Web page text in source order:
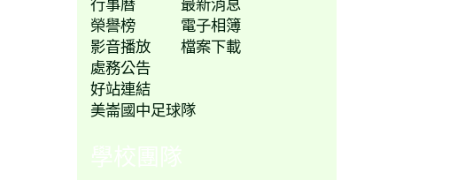
榮譽榜
電子相簿
影音播放
檔案下載
處務公告
好站連結
美崙國中足球隊
學校團隊